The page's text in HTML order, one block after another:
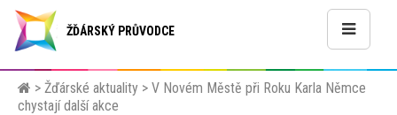
ŽĎÁRSKÝ PRŮVODCE
> Žďárské aktuality > V Novém Městě při Roku Karla Němce
chystají další akce